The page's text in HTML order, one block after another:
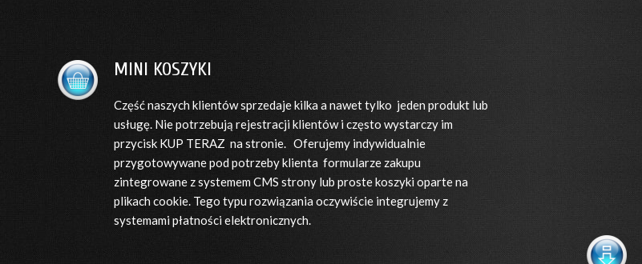
MINI KOSZYKI
Część naszych klientów sprzedaje kilka a nawet tylko jeden produkt lub
usługę. Nie potrzebują rejestracji klientów i często wystarczy im
przycisk KUP TERAZ na stronie. Oferujemy indywidualnie
przygotowywane pod potrzeby klienta formularze zakupu
zintegrowane z systemem CMS strony lub proste koszyki oparte na
plikach cookie. Tego typu rozwiązania oczywiście integrujemy z
systemami płatności elektronicznych.